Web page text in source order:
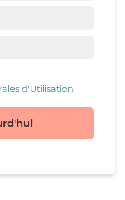
d'Utilisation